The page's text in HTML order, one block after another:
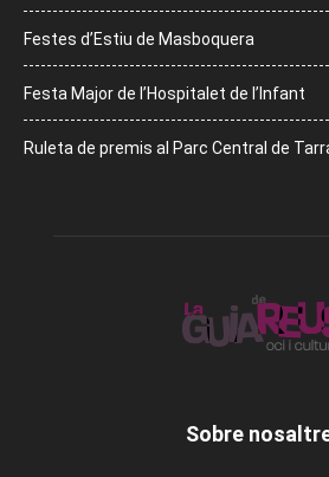
Festes d’Estiu de Masboquera
Festa Major de l’Hospitalet de l’Infant
Ruleta de premis al Parc Central de
Sobre